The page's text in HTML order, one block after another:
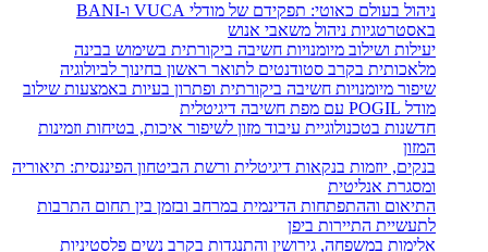
ניהול בעולם כאוטי: תפקידם של מודלי VUCA ו-BANI
באסטרטגיות ניהול משאבי אנוש
יעילות ושילוב מיומנויות חשיבה ביקורתית בשימוש בבינה
מלאכותית בקרב סטודנטים לתואר ראשון בחינוך לביולוגיה
שיפור מיומנויות חשיבה ביקורתית ופתרון בעיות באמצעות שילוב
מודל POGIL עם מפת חשיבה דיגיטלית
חדשנות בטכנולוגיית עיבוד מזון לשיפור איכות, בטיחות וזמינות
המזון
בנקים, יוזמות בנקאות דיגיטלית ורשת הביטחון הפיננסית: תיאוריה
ומסגרת אנליטית
התיאום וההתפתחות הדינמית במרחב ובזמן בין תחום התרבות
לתעשיית התיירות ביפן
אלימות במשפחה, גירושין והתנגדות בקרב נשים פלסטיניות